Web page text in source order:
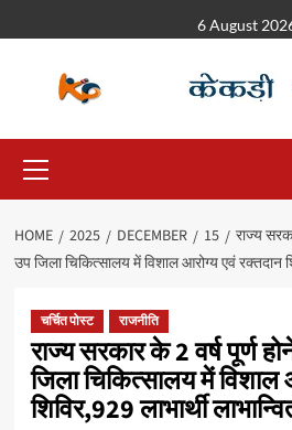
6 August
HOME 2025 DECEMBER 15
राज्य
उप जिला चिकित्सालय में विशाल आरोग्य एवं रक्तदान
चर्चित पोस्ट राजनीति
राज्य सरकार के 2 वर्ष पूर्ण
जिला चिकित्सालय में विशाल
शिविर,929 लाभार्थी